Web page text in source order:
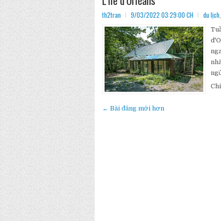
th2tran 9/03/2022 03:29:00 CH du lịch
← Bài đăng mới hơn